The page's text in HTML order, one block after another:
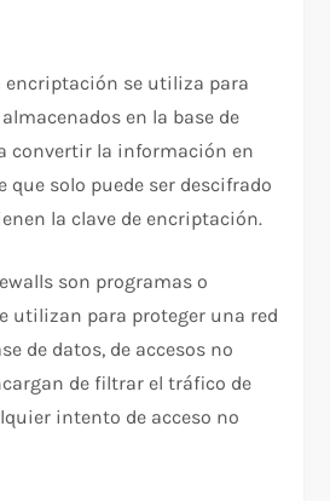
encriptación se utiliza para
en la base de
convertir la información en
solo puede ser descifrado
la clave de encriptación.
son programas o
utilizan para proteger una red
de datos, de accesos no
de filtrar el tráfico de
intento de acceso no